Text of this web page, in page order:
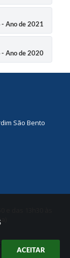
ACEITAR
- Ano de 2021
- Ano de 2020
São Bento